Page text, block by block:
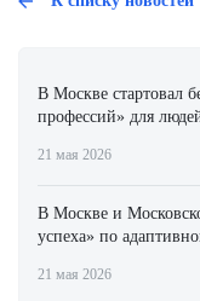
В Москве стартовал
профессий» для
21 мая 2026
В Москве и
успеха» по
21 мая 2026